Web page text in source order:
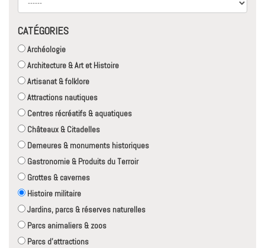
CATÉGORIES
Archéologie
Architecture & Art et Histoire
Artisanat & folklore
Attractions nautiques
Centres récréatifs & aquatiques
Châteaux & Citadelles
Demeures & monuments historiques
Gastronomie & Produits du Terroir
Grottes & cavernes
Histoire militaire
Jardins, parcs & réserves naturelles
Parcs animaliers & zoos
Parcs d'attractions